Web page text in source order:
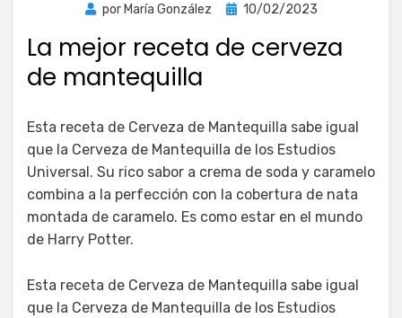
por María González
Publicada
10/02/2023
La mejor receta de cerveza
de mantequilla
Esta receta de Cerveza de Mantequilla sabe igual
que la Cerveza de Mantequilla de los Estudios
Universal. Su rico sabor a crema de soda y caramelo
combina a la perfección con la cobertura de nata
montada de caramelo. Es como estar en el mundo
de Harry Potter.
Esta receta de Cerveza de Mantequilla sabe igual
que la Cerveza de Mantequilla de los Estudios